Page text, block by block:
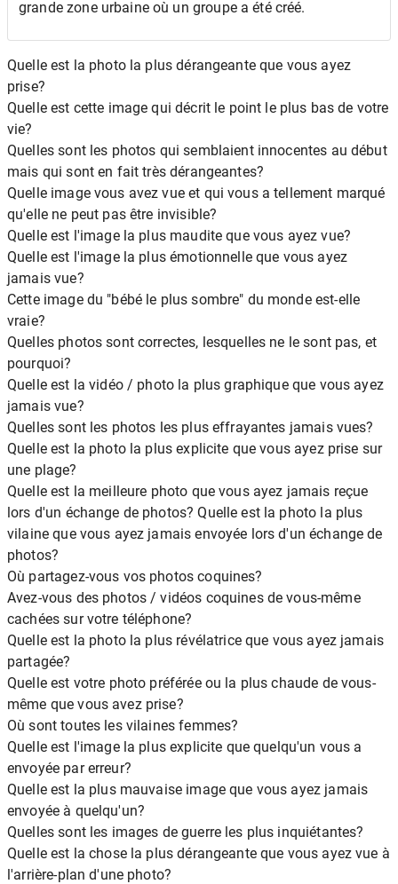
grande zone urbaine où un groupe a été créé.
Quelle est la photo la plus dérangeante que vous ayez
prise?
Quelle est cette image qui décrit le point le plus bas de votre
vie?
Quelles sont les photos qui semblaient innocentes au début
mais qui sont en fait très dérangeantes?
Quelle image vous avez vue et qui vous a tellement marqué
qu'elle ne peut pas être invisible?
Quelle est l'image la plus maudite que vous ayez vue?
Quelle est l'image la plus émotionnelle que vous ayez
jamais vue?
Cette image du "bébé le plus sombre" du monde est-elle
vraie?
Quelles photos sont correctes, lesquelles ne le sont pas, et
pourquoi?
Quelle est la vidéo / photo la plus graphique que vous ayez
jamais vue?
Quelles sont les photos les plus effrayantes jamais vues?
Quelle est la photo la plus explicite que vous ayez prise sur
une plage?
Quelle est la meilleure photo que vous ayez jamais reçue
lors d'un échange de photos? Quelle est la photo la plus
vilaine que vous ayez jamais envoyée lors d'un échange de
photos?
Où partagez-vous vos photos coquines?
Avez-vous des photos / vidéos coquines de vous-même
cachées sur votre téléphone?
Quelle est la photo la plus révélatrice que vous ayez jamais
partagée?
Quelle est votre photo préférée ou la plus chaude de vous-
même que vous avez prise?
Où sont toutes les vilaines femmes?
Quelle est l'image la plus explicite que quelqu'un vous a
envoyée par erreur?
Quelle est la plus mauvaise image que vous ayez jamais
envoyée à quelqu'un?
Quelles sont les images de guerre les plus inquiétantes?
Quelle est la chose la plus dérangeante que vous ayez vue à
l'arrière-plan d'une photo?